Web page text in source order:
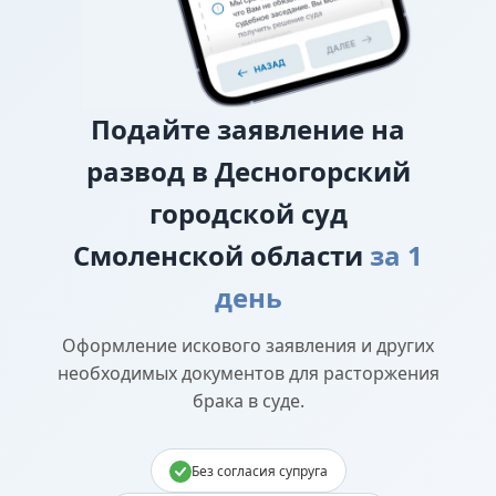
Подайте заявление на
развод в Десногорский
городской суд
Смоленской области за 1
день
Оформление искового заявления и других
необходимых документов для расторжения
брака в суде.
Без согласия супруга